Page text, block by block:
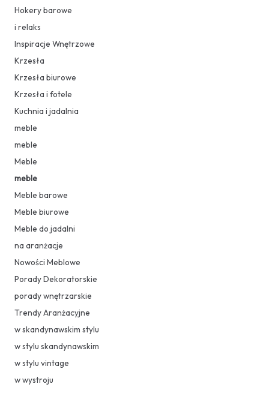
Hokery barowe
i relaks
Inspiracje Wnętrzowe
Krzesła
Krzesła biurowe
Krzesła i fotele
Kuchnia i jadalnia
meble
meble
Meble
meble
Meble barowe
Meble biurowe
Meble do jadalni
na aranżacje
Nowości Meblowe
Porady Dekoratorskie
porady wnętrzarskie
Trendy Aranżacyjne
w skandynawskim stylu
w stylu skandynawskim
w stylu vintage
w wystroju